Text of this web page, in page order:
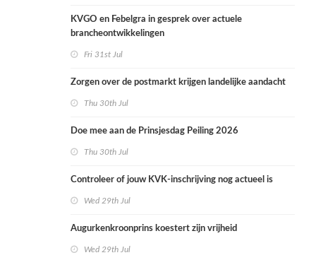
KVGO en Febelgra in gesprek over actuele
brancheontwikkelingen
Fri 31st Jul
Zorgen over de postmarkt krijgen landelijke aandacht
Thu 30th Jul
Doe mee aan de Prinsjesdag Peiling 2026
Thu 30th Jul
Controleer of jouw KVK-inschrijving nog actueel is
Wed 29th Jul
Augurkenkroonprins koestert zijn vrijheid
Wed 29th Jul